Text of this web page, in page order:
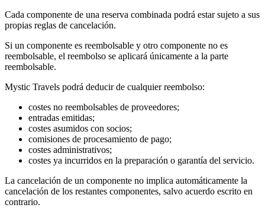
Cada componente de una reserva combinada podrá estar sujeto a sus
propias reglas de cancelación.
Si un componente es reembolsable y otro componente no es
reembolsable, el reembolso se aplicará únicamente a la parte
reembolsable.
Mystic Travels podrá deducir de cualquier reembolso:
costes no reembolsables de proveedores;
entradas emitidas;
costes asumidos con socios;
comisiones de procesamiento de pago;
costes administrativos;
costes ya incurridos en la preparación o garantía del servicio.
La cancelación de un componente no implica automáticamente la
cancelación de los restantes componentes, salvo acuerdo escrito en
contrario.